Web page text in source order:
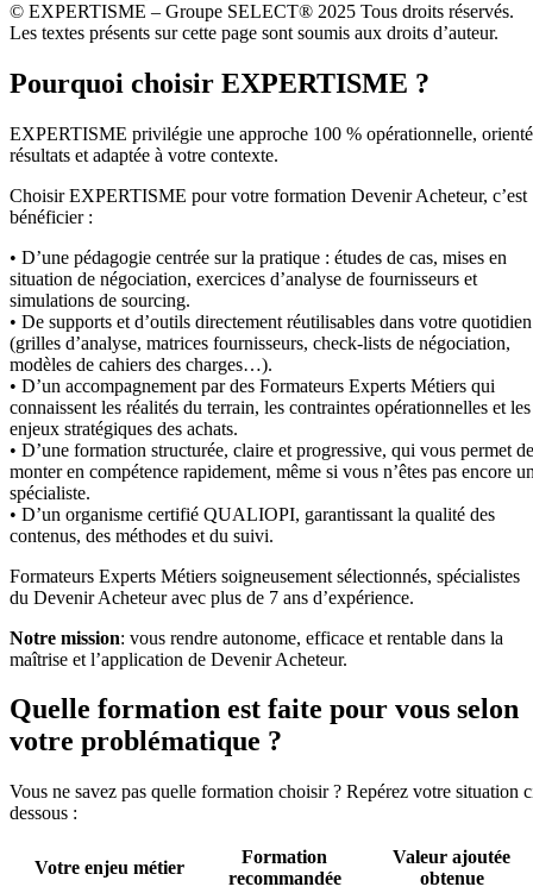
© EXPERTISME – Groupe SELECT® 2025 Tous droits réservés.
Les textes présents sur cette page sont soumis aux droits d’auteur.
Pourquoi choisir EXPERTISME ?
EXPERTISME privilégie une approche 100 % opérationnelle,
résultats et adaptée à votre contexte.
Choisir EXPERTISME pour votre formation Devenir Acheteur, c’est
bénéficier :
• D’une pédagogie centrée sur la pratique : études de cas, mises en
situation de négociation, exercices d’analyse de fournisseurs et
simulations de sourcing.
• De supports et d’outils directement réutilisables dans votre quotidien
(grilles d’analyse, matrices fournisseurs, check-lists de négociation,
modèles de cahiers des charges…).
• D’un accompagnement par des Formateurs Experts Métiers qui
connaissent les réalités du terrain, les contraintes opérationnelles et les
enjeux stratégiques des achats.
• D’une formation structurée, claire et progressive, qui vous permet de
monter en compétence rapidement, même si vous n’êtes pas encore
spécialiste.
• D’un organisme certifié QUALIOPI, garantissant la qualité des
contenus, des méthodes et du suivi.
Formateurs Experts Métiers soigneusement sélectionnés, spécialistes
du Devenir Acheteur avec plus de 7 ans d’expérience.
Notre mission: vous rendre autonome, efficace et rentable dans la
maîtrise et l’application de Devenir Acheteur.
Quelle formation est faite pour vous selon
votre problématique ?
Vous ne savez pas quelle formation choisir ? Repérez votre situation
dessous :
Votre enjeu métier
Formation
recommandée
Valeur ajoutée
obtenue